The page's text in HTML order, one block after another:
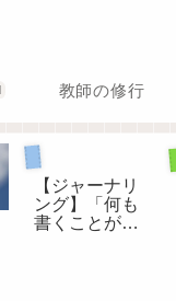
教師の修行
ジャーナリング
【ジャーナリ
ング】「何も
書くことがな